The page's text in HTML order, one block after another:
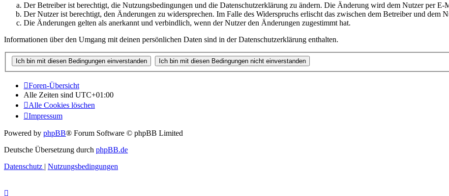
Der Betreiber ist berechtigt, die Nutzungsbedingungen und die Datenschutzerklärung zu ändern. Die Änderung wird dem Nutzer per E-
Der Nutzer ist berechtigt, den Änderungen zu widersprechen. Im Falle des Widerspruchs erlischt das zwischen dem Betreiber und dem
Die Änderungen gelten als anerkannt und verbindlich, wenn der Nutzer den Änderungen zugestimmt hat.
Informationen über den Umgang mit deinen persönlichen Daten sind in der Datenschutzerklärung enthalten.
Foren-Übersicht
Alle Zeiten sind UTC+01:00
Alle Cookies löschen
Impressum
Powered by phpBB® Forum Software © phpBB Limited
Deutsche Übersetzung durch phpBB.de
Datenschutz | Nutzungsbedingungen